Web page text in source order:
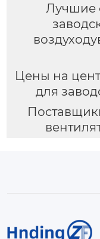
Лучшие
Цены на
для